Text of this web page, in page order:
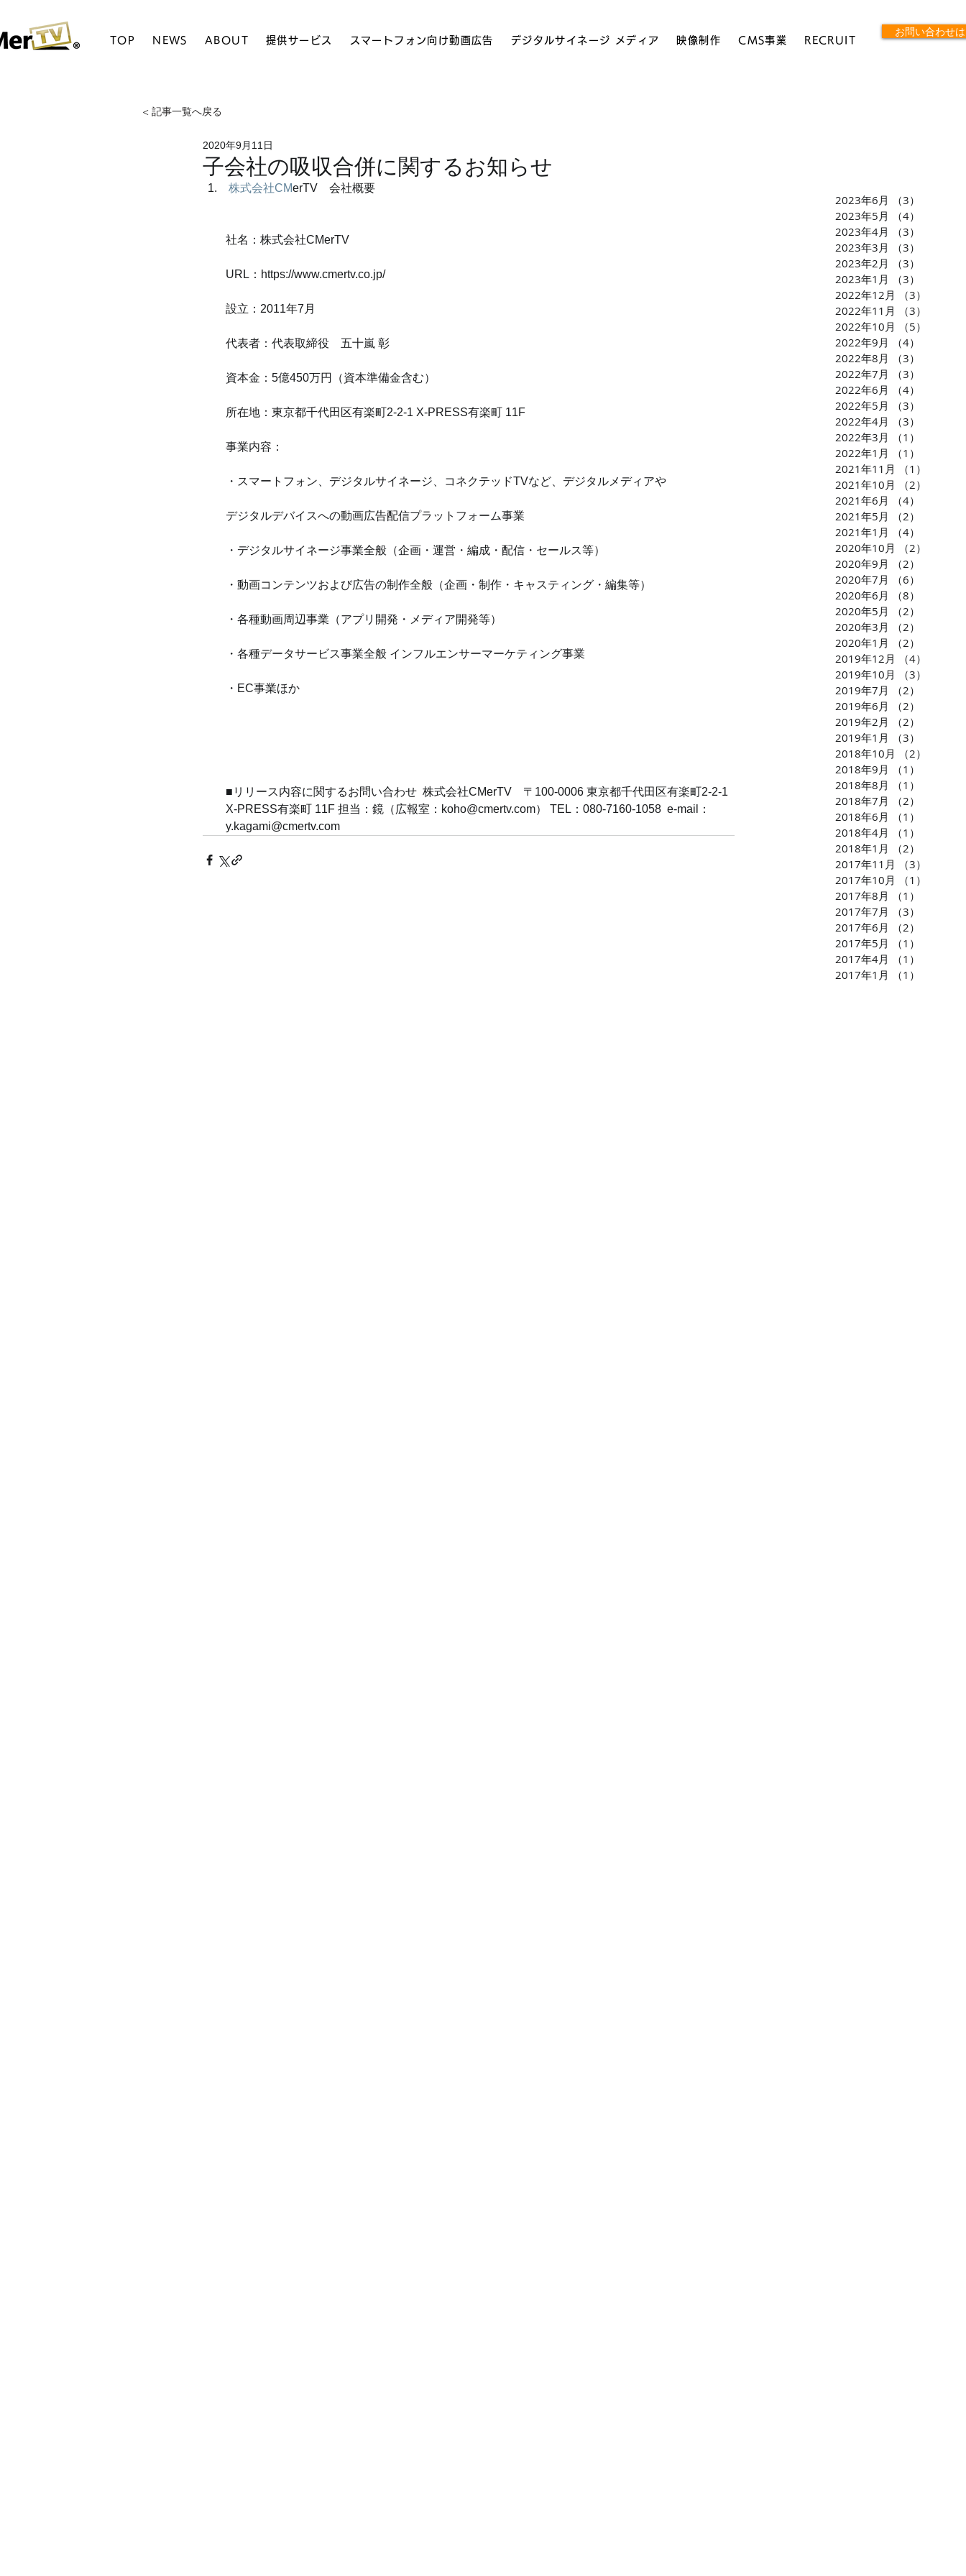
TOP NEWS ABOUT 提供サービス スマートフォン向け動画広告 デジタルサイネージ メディア 映像制作 CMS事業 RECRUIT
お問い合わせ
子会社の吸収合併に関するお知らせ
2020年9月11日
株式会社CMerTV　会社概要
社名：株式会社CMerTV
URL：https://www.cmertv.co.jp/
設立：2011年7月
代表者：代表取締役　五十嵐 彰
資本金：5億450万円（資本準備金含む）
所在地：東京都千代田区有楽町2-2-1 X-PRESS有楽町 11F
事業内容：
・スマートフォン、デジタルサイネージ、コネクテッドTVなど、デジタルメディアや
デジタルデバイスへの動画広告配信プラットフォーム事業
・デジタルサイネージ事業全般（企画・運営・編成・配信・セールス等）
・動画コンテンツおよび広告の制作全般（企画・制作・キャスティング・編集等）
・各種動画周辺事業（アプリ開発・メディア開発等）
・各種データサービス事業全般 インフルエンサーマーケティング事業
・EC事業ほか
■リリース内容に関するお問い合わせ  株式会社CMerTV　〒100-0006 東京都千代田区有楽町2-2-1
X-PRESS有楽町 11F 担当：鏡（広報室：koho@cmertv.com） TEL：080-7160-1058  e-mail：
y.kagami@cmertv.com
< 記事一覧へ戻る
2023年6月 （3）
2023年5月
（4）
2023年4月
（3）
2023年3月
（3）
2023年2月
（3）
2023年1月
（3）
2022年12月
（3）
2022年11月
（3）
2022年10月
（5）
2022年9月
（4）
2022年8月
（3）
2022年7月
（3）
2022年6月
（4）
2022年5月
（3）
2022年4月
（3）
2022年3月
（1）
2022年1月
（1）
2021年11月
（1）
2021年10月
（2）
2021年6月
（4）
2021年5月
（2）
2021年1月
（4）
2020年10月
（2）
2020年9月
（2）
2020年7月
（6）
2020年6月
（8）
2020年5月
（2）
2020年3月
（2）
2020年1月
（2）
2019年12月
（4）
2019年10月
（3）
2019年7月
（2）
2019年6月
（2）
2019年2月
（2）
2019年1月
（3）
2018年10月
（2）
2018年9月
（1）
2018年8月
（1）
2018年7月
（2）
2018年6月
（1）
2018年4月
（1）
2018年1月
（2）
2017年11月
（3）
2017年10月
（1）
2017年8月
（1）
2017年7月
（3）
2017年6月
（2）
2017年5月
（1）
2017年4月
（1）
2017年1月
（1）